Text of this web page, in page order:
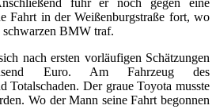
fuhr er noch gegen eine
Fahrt in der Weißenburgstraße fort, wo
schwarzen BMW traf.
nach ersten vorläufigen Schätzungen
Euro. Am Fahrzeug des
Totalschaden. Der graue Toyota musste
Wo der Mann seine Fahrt begonnen